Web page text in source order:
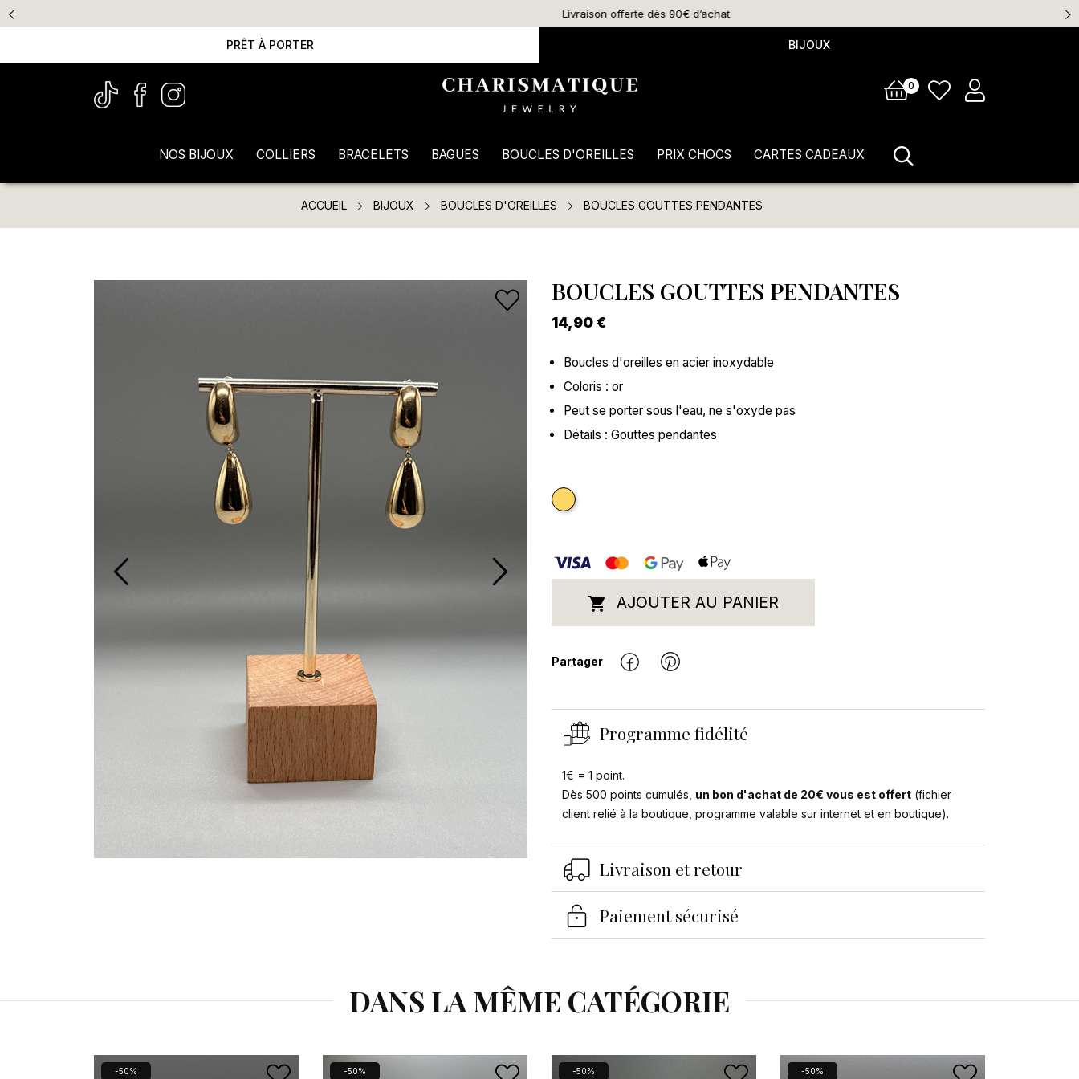
Livraison offerte dès 90€ d’achat
PRÊT À PORTER BIJOUX
0
NOS BIJOUX COLLIERS BRACELETS BAGUES BOUCLES D'OREILLES PRIX CHOCS CARTES CADEAUX
ACCUEIL BIJOUX BOUCLES D'OREILLES BOUCLES GOUTTES PENDANTES
BOUCLES GOUTTES PENDANTES
14,90 €
Boucles d'oreilles en acier inoxydable
Coloris : or
Peut se porter sous l'eau, ne s'oxyde pas
Détails : Gouttes pendantes
Doré
 AJOUTER AU PANIER
Partager
Programme fidélité
1€ = 1 point.
Dès 500 points cumulés, un bon d'achat de 20€ vous est offert(fichier
client relié à la boutique, programme valable sur internet et en boutique).
Livraison et retour
Paiement sécurisé
DANS LA MÊME CATÉGORIE
-50% -50% -50% -50%